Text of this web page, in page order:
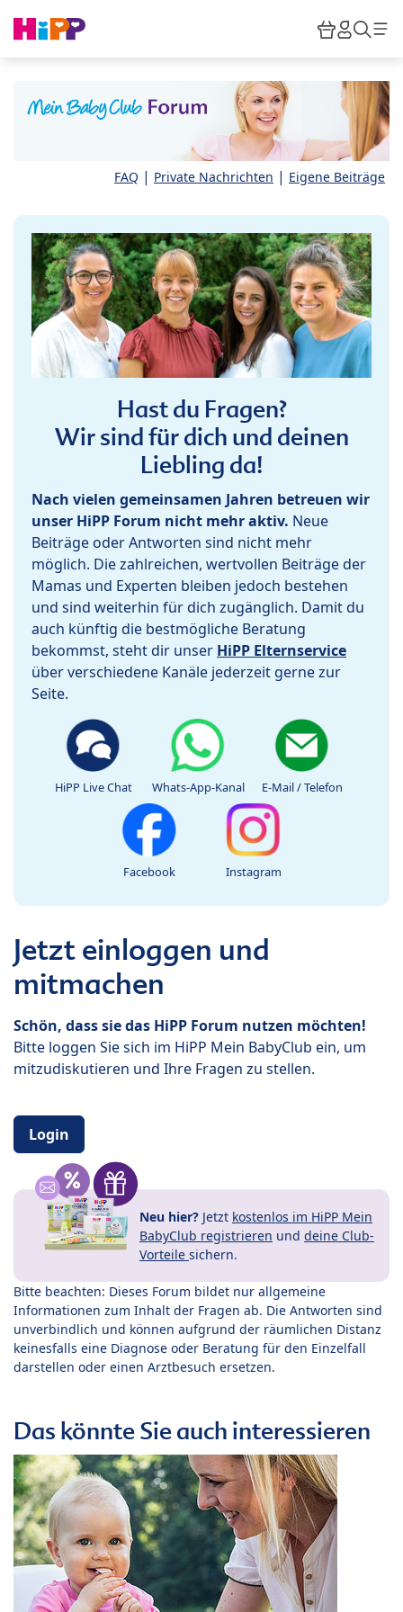
HiPP
FAQ | Private Nachrichten | Eigene Beiträge
Hast du Fragen?
Wir sind für dich und deinen
Liebling da!
Nach vielen gemeinsamen Jahren betreuen wir
unser HiPP Forum nicht mehr aktiv. Neue
Beiträge oder Antworten sind nicht mehr
möglich. Die zahlreichen, wertvollen Beiträge der
Mamas und Experten bleiben jedoch bestehen
und sind weiterhin für dich zugänglich. Damit du
auch künftig die bestmögliche Beratung
bekommst, steht dir unser HiPP Elternservice
über verschiedene Kanäle jederzeit gerne zur
Seite.
HiPP Live Chat Whats-App-Kanal E-Mail / Telefon
Facebook Instagram
Jetzt einloggen und
mitmachen
Schön, dass sie das HiPP Forum nutzen möchten!
Bitte loggen Sie sich im HiPP Mein BabyClub ein, um
mitzudiskutieren und Ihre Fragen zu stellen.
Login
Neu hier? Jetzt kostenlos im HiPP Mein
BabyClub registrieren und deine Club-
Vorteile sichern.
Bitte beachten: Dieses Forum bildet nur allgemeine
Informationen zum Inhalt der Fragen ab. Die Antworten sind
unverbindlich und können aufgrund der räumlichen Distanz
keinesfalls eine Diagnose oder Beratung für den Einzelfall
darstellen oder einen Arztbesuch ersetzen.
Das könnte Sie auch interessieren